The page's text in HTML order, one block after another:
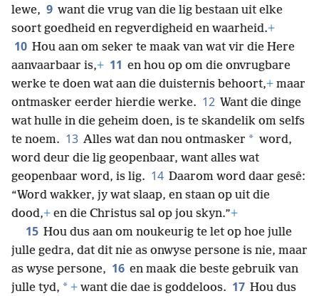
lewe, 9 want die vrug van die lig bestaan uit elke
soort goedheid en regverdigheid en waarheid.+
10 Hou aan om seker te maak van wat vir die Here
aanvaarbaar is,+ 11 en hou op om die onvrugbare
werke te doen wat aan die duisternis behoort,+ maar
ontmasker eerder hierdie werke. 12 Want die dinge
wat hulle in die geheim doen, is te skandelik om selfs
te noem. 13 Alles wat dan nou ontmasker * word,
word deur die lig geopenbaar, want alles wat
geopenbaar word, is lig. 14 Daarom word daar gesê:
“Word wakker, jy wat slaap, en staan op uit die
dood,+ en die Christus sal op jou skyn.”+
15 Hou dus aan om noukeurig te let op hoe julle
julle gedra, dat dit nie as onwyse persone is nie, maar
as wyse persone, 16 en maak die beste gebruik van
julle tyd, * + want die dae is goddeloos. 17 Hou dus